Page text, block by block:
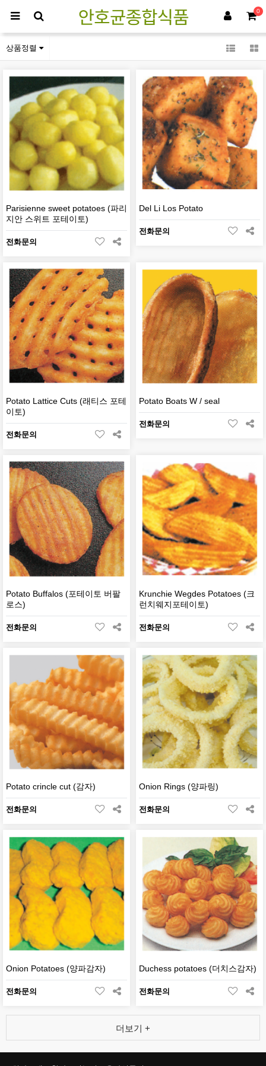
0
감자류
상품정렬
Parisienne sweet potatoes (파리
지안 스위트 포테이토)
전화문의
Del Li Los Potato
전화문의
Potato Lattice Cuts (래티스 포테
이토)
전화문의
Potato Boats W / seal
전화문의
Potato Buffalos (포테이토 버팔
로스)
전화문의
Krunchie Wegdes Potatoes (크
런치웨지포테이토)
전화문의
Potato crincle cut (감자)
전화문의
Onion Rings (양파링)
전화문의
Onion Potatoes (양파감자)
전화문의
Duchess potatoes (더치스감자)
전화문의
더보기 +